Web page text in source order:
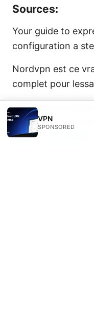
Sources:
Your guide to
configuration a
Nordvpn est ce
complet pour
Setting up private
qbittorrent in
Radmin vpn安装包
VPN
SPONSORED